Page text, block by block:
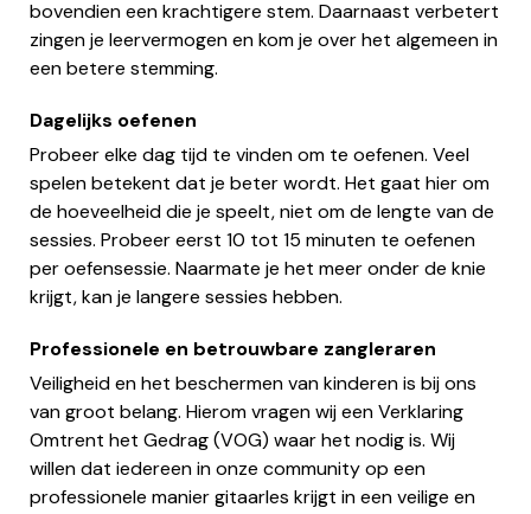
bovendien een krachtigere stem. Daarnaast verbetert
zingen je leervermogen en kom je over het algemeen in
een betere stemming.
Dagelijks oefenen
Probeer elke dag tijd te vinden om te oefenen. Veel
spelen betekent dat je beter wordt. Het gaat hier om
de hoeveelheid die je speelt, niet om de lengte van de
sessies. Probeer eerst 10 tot 15 minuten te oefenen
per oefensessie. Naarmate je het meer onder de knie
krijgt, kan je langere sessies hebben.
Professionele en betrouwbare zangleraren
Veiligheid en het beschermen van kinderen is bij ons
van groot belang. Hierom vragen wij een Verklaring
Omtrent het Gedrag (VOG) waar het nodig is. Wij
willen dat iedereen in onze community op een
professionele manier gitaarles krijgt in een veilige en